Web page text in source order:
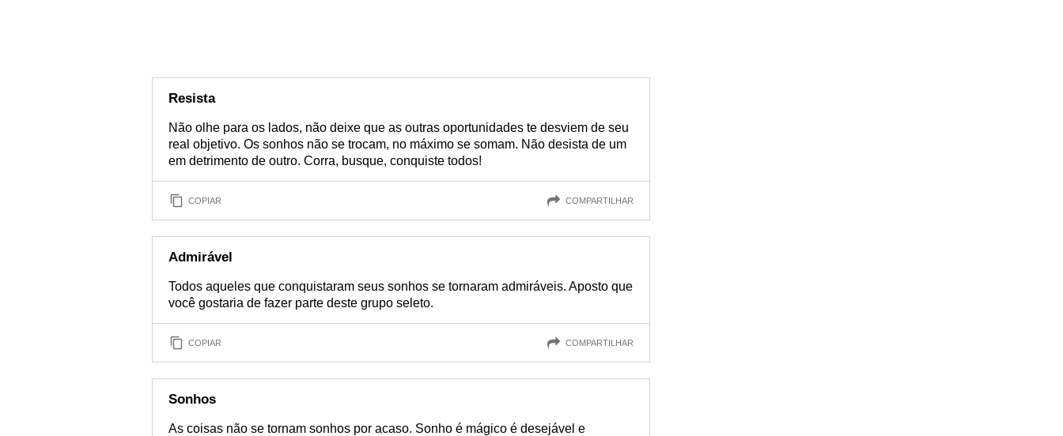
Resista
Não olhe para os lados, não deixe que as outras oportunidades te desviem de seu
real objetivo. Os sonhos não se trocam, no máximo se somam. Não desista de um
em detrimento de outro. Corra, busque, conquiste todos!
COPIAR COMPARTILHAR
Admirável
Todos aqueles que conquistaram seus sonhos se tornaram admiráveis. Aposto que
você gostaria de fazer parte deste grupo seleto.
COPIAR COMPARTILHAR
Sonhos
As coisas não se tornam sonhos por acaso. Sonho é mágico é desejável e